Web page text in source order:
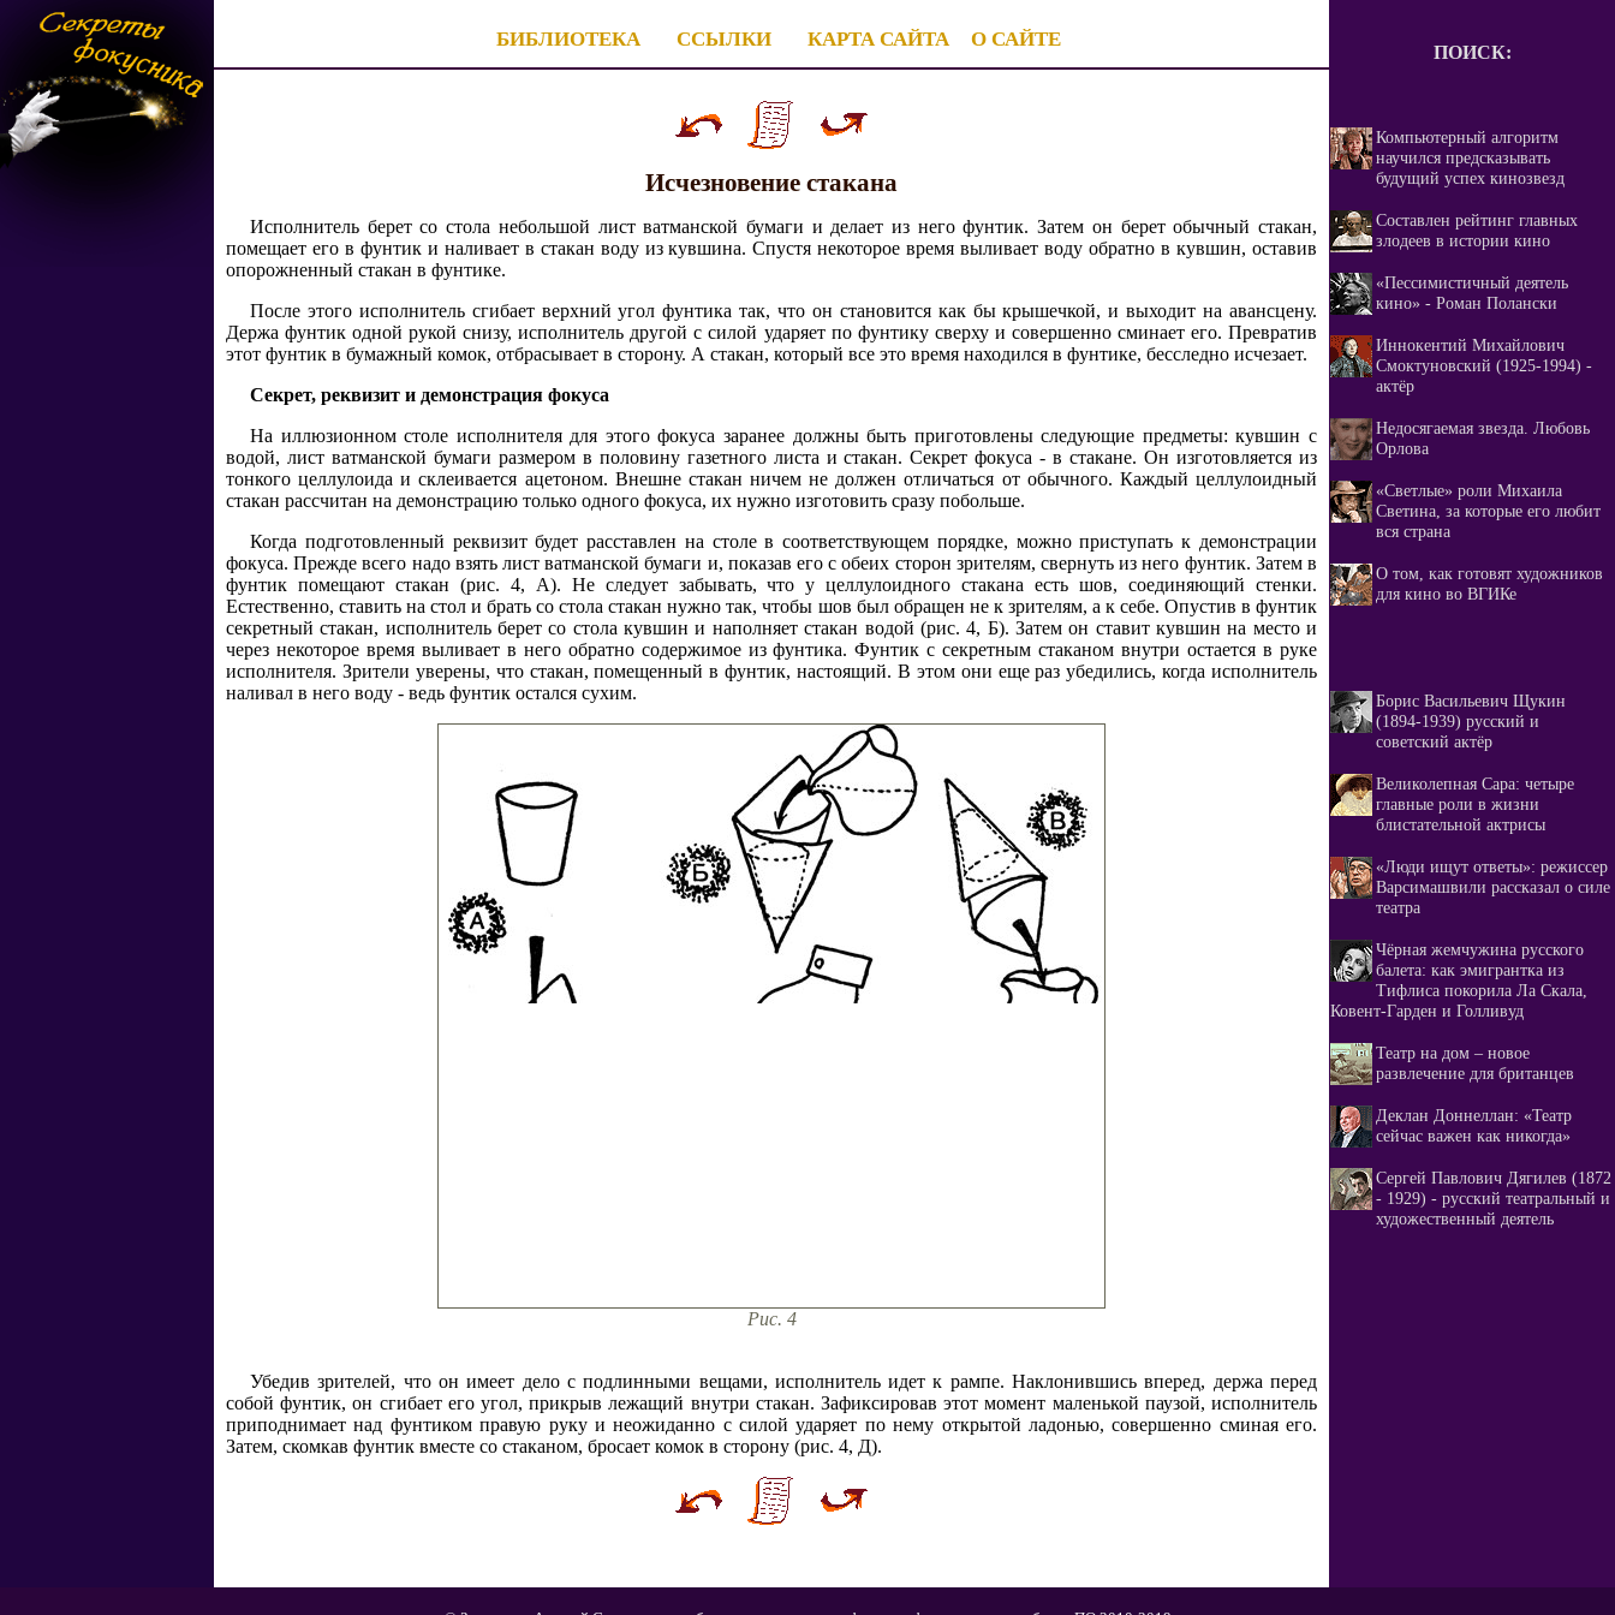
БИБЛИОТЕКА ССЫЛКИ КАРТА САЙТА О САЙТЕ
Исчезновение стакана
Исполнитель берет со стола небольшой лист ватманской бумаги и делает из него фунтик. Затем он берет обычный стакан,
помещает его в фунтик и наливает в стакан воду из кувшина. Спустя некоторое время выливает воду обратно в кувшин, оставив
опорожненный стакан в фунтике.
После этого исполнитель сгибает верхний угол фунтика так, что он становится как бы крышечкой, и выходит на авансцену.
Держа фунтик одной рукой снизу, исполнитель другой с силой ударяет по фунтику сверху и совершенно сминает его. Превратив
этот фунтик в бумажный комок, отбрасывает в сторону. А стакан, который все это время находился в фунтике, бесследно исчезает.
Секрет, реквизит и демонстрация фокуса
На иллюзионном столе исполнителя для этого фокуса заранее должны быть приготовлены следующие предметы: кувшин с
водой, лист ватманской бумаги размером в половину газетного листа и стакан. Секрет фокуса - в стакане. Он изготовляется из
тонкого целлулоида и склеивается ацетоном. Внешне стакан ничем не должен отличаться от обычного. Каждый целлулоидный
стакан рассчитан на демонстрацию только одного фокуса, их нужно изготовить сразу побольше.
Когда подготовленный реквизит будет расставлен на столе в соответствующем порядке, можно приступать к демонстрации
фокуса. Прежде всего надо взять лист ватманской бумаги и, показав его с обеих сторон зрителям, свернуть из него фунтик. Затем в
фунтик помещают стакан (рис. 4, А). Не следует забывать, что у целлулоидного стакана есть шов, соединяющий стенки.
Естественно, ставить на стол и брать со стола стакан нужно так, чтобы шов был обращен не к зрителям, а к себе. Опустив в фунтик
секретный стакан, исполнитель берет со стола кувшин и наполняет стакан водой (рис. 4, Б). Затем он ставит кувшин на место и
через некоторое время выливает в него обратно содержимое из фунтика. Фунтик с секретным стаканом внутри остается в руке
исполнителя. Зрители уверены, что стакан, помещенный в фунтик, настоящий. В этом они еще раз убедились, когда исполнитель
наливал в него воду - ведь фунтик остался сухим.
Рис. 4
Убедив зрителей, что он имеет дело с подлинными вещами, исполнитель идет к рампе. Наклонившись вперед, держа перед
собой фунтик, он сгибает его угол, прикрыв лежащий внутри стакан. Зафиксировав этот момент маленькой паузой, исполнитель
приподнимает над фунтиком правую руку и неожиданно с силой ударяет по нему открытой ладонью, совершенно сминая его.
Затем, скомкав фунтик вместе со стаканом, бросает комок в сторону (рис. 4, Д).
ПОИСК:
Компьютерный алгоритм
научился предсказывать
будущий успех кинозвезд
Составлен рейтинг главных
злодеев в истории кино
«Пессимистичный деятель
кино» - Роман Полански
Иннокентий Михайлович
Смоктуновский (1925-1994) -
актёр
Недосягаемая звезда. Любовь
Орлова
«Светлые» роли Михаила
Светина, за которые его любит
вся страна
О том, как готовят художников
для кино во ВГИКе
Борис Васильевич Щукин
(1894-1939) русский и
советский актёр
Великолепная Сара: четыре
главные роли в жизни
блистательной актрисы
«Люди ищут ответы»: режиссер
Варсимашвили рассказал о силе
театра
Чёрная жемчужина русского
балета: как эмигрантка из
Тифлиса покорила Ла Скала,
Ковент-Гарден и Голливуд
Театр на дом – новое
развлечение для британцев
Деклан Доннеллан: «Театр
сейчас важен как никогда»
Сергей Павлович Дягилев (1872
- 1929) - русский театральный и
художественный деятель